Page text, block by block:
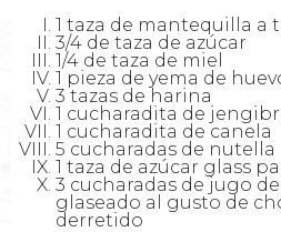
1 taza de mantequilla
3/4 de taza de azúcar
1/4 de taza de miel
1 pieza de yema de
3 tazas de harina
1 cucharadita de
1 cucharadita de canela
5 cucharadas de nutella
1 taza de azúcar glass
3 cucharadas de jugo
glaseado al gusto de
derretido